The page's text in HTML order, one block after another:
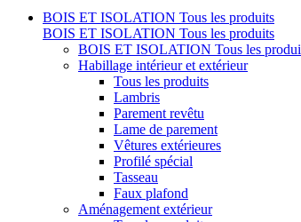
BOIS ET ISOLATION Tous les produits
BOIS ET ISOLATION Tous les produits
BOIS ET ISOLATION Tous les
Habillage intérieur et extérieur
Tous les produits
Lambris
Parement revêtu
Lame de parement
Vêtures extérieures
Profilé spécial
Tasseau
Faux plafond
Aménagement extérieur